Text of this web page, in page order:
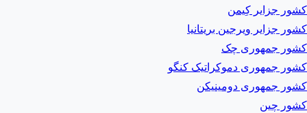
کشور جزایر کِیمن
کشور جزایر ویرجین بریتانیا
کشور جمهوری چک
کشور جمهوری دموکراتیک کنگو
کشور جمهوری دومینیکن
کشور چین